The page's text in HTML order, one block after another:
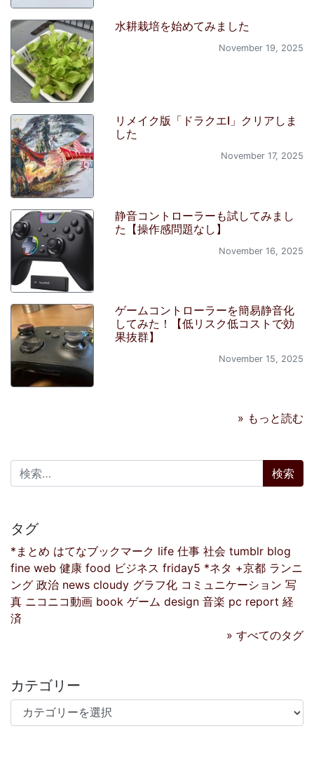
水耕栽培を始めてみました
November 19, 2025
リメイク版「ドラクエI」クリアしま
した
November 17, 2025
静音コントローラーも試してみまし
た【操作感問題なし】
November 16, 2025
ゲームコントローラーを簡易静音化
してみた！【低リスク低コストで効
果抜群】
November 15, 2025
» もっと読む
検索:
タグ
*まとめ はてなブックマーク life 仕事 社会 tumblr blog
fine web 健康 food ビジネス friday5 *ネタ +京都 ランニ
ング 政治 news cloudy グラフ化 コミュニケーション 写
真 ニコニコ動画 book ゲーム design 音楽 pc report 経
済
» すべてのタグ
カテゴリー
カテゴリー